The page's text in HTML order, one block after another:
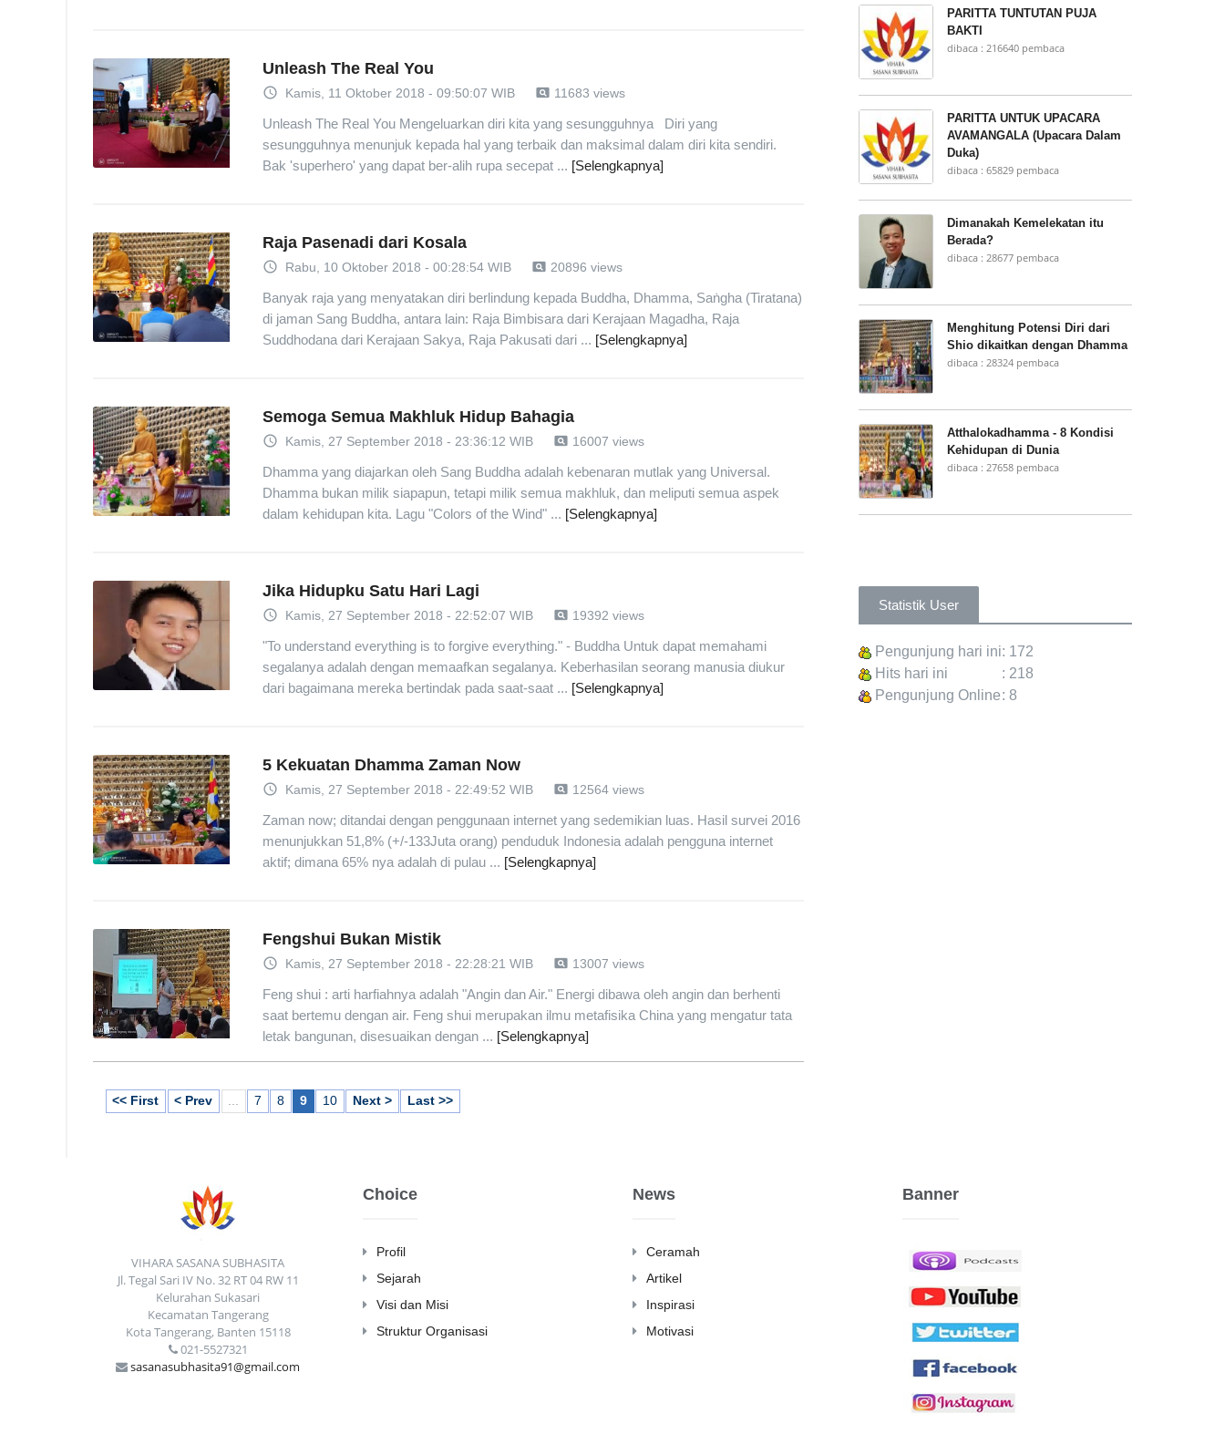
Unleash The Real You
access_time Kamis, 11 Oktober 2018 - 09:50:07 WIB pageview 11683 views
Unleash The Real You Mengeluarkan diri kita yang sesungguhnya Diri yang
sesungguhnya menunjuk kepada hal yang terbaik dan maksimal dalam diri kita sendiri.
Bak 'superhero' yang dapat ber-alih rupa secepat ... [Selengkapnya]
Raja Pasenadi dari Kosala
access_time Rabu, 10 Oktober 2018 - 00:28:54 WIB pageview 20896 views
Banyak raja yang menyatakan diri berlindung kepada Buddha, Dhamma, Saṅgha (Tiratana)
di jaman Sang Buddha, antara lain: Raja Bimbisara dari Kerajaan Magadha, Raja
Suddhodana dari Kerajaan Sakya, Raja Pakusati dari ... [Selengkapnya]
Semoga Semua Makhluk Hidup Bahagia
access_time Kamis, 27 September 2018 - 23:36:12 WIB pageview 16007 views
Dhamma yang diajarkan oleh Sang Buddha adalah kebenaran mutlak yang Universal.
Dhamma bukan milik siapapun, tetapi milik semua makhluk, dan meliputi semua aspek
dalam kehidupan kita. Lagu "Colors of the Wind" ... [Selengkapnya]
Jika Hidupku Satu Hari Lagi
access_time Kamis, 27 September 2018 - 22:52:07 WIB pageview 19392 views
"To understand everything is to forgive everything." - Buddha Untuk dapat memahami
segalanya adalah dengan memaafkan segalanya. Keberhasilan seorang manusia diukur
dari bagaimana mereka bertindak pada saat-saat ... [Selengkapnya]
5 Kekuatan Dhamma Zaman Now
access_time Kamis, 27 September 2018 - 22:49:52 WIB pageview 12564 views
Zaman now; ditandai dengan penggunaan internet yang sedemikian luas. Hasil survei 2016
menunjukkan 51,8% (+/-133Juta orang) penduduk Indonesia adalah pengguna internet
aktif; dimana 65% nya adalah di pulau ... [Selengkapnya]
Fengshui Bukan Mistik
access_time Kamis, 27 September 2018 - 22:28:21 WIB pageview 13007 views
Feng shui : arti harfiahnya adalah "Angin dan Air." Energi dibawa oleh angin dan berhenti
saat bertemu dengan air. Feng shui merupakan ilmu metafisika China yang mengatur tata
letak bangunan, disesuaikan dengan ... [Selengkapnya]
<< First < Prev ... 7 8 9 10 Next > Last >>
PARITTA TUNTUTAN PUJA
BAKTI
dibaca : 216640 pembaca
PARITTA UNTUK UPACARA
AVAMANGALA (Upacara Dalam
Duka)
dibaca : 65829 pembaca
Dimanakah Kemelekatan itu
Berada?
dibaca : 28677 pembaca
Menghitung Potensi Diri dari
Shio dikaitkan dengan Dhamma
dibaca : 28324 pembaca
Atthalokadhamma - 8 Kondisi
Kehidupan di Dunia
dibaca : 27658 pembaca
Statistik User
Pengunjung hari ini: 172
Hits hari ini
: 218
Pengunjung Online: 8
VIHARA SASANA SUBHASITA
Jl. Tegal Sari IV No. 32 RT 04 RW 11
Kelurahan Sukasari
Kecamatan Tangerang
Kota Tangerang, Banten 15118
021-5527321
sasanasubhasita91@gmail.com
Choice
Profil
Sejarah
Visi dan Misi
Struktur Organisasi
News
Ceramah
Artikel
Inspirasi
Motivasi
Banner